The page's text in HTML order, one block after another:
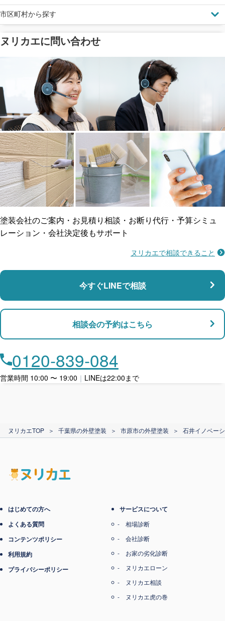
塗料の​品質を​保証
メーカー保証
工事保険
ご近所トラブルに
賠償保険
支払い対応
ローン利用
カード支払い
省エネ効果
断熱・遮熱塗料対応
雨漏り修繕
防水工事
マンション・アパート対応
店舗・事務所対応
市区町村から探す
ヌリカエに問い合わせ
塗装会社のご案内・お見積り相談・お断り代行・予算シミュ
レーション・会社決定後もサポート
ヌリカエで相談できること
今すぐLINEで相談
相談会の予約はこちら
0120-839-084
営業時間 10:00 〜 19:00 ｜ LINEは22:00まで
ヌリカエTOP ＞ 千葉県の外壁塗装 ＞ 市原市の外壁塗装 ＞ 石井イノベー
はじめての方へ
よくある質問
コンテンツポリシー
利用規約
プライバシーポリシー
サービスについて
相場診断
会社診断
お家の劣化診断
ヌリカエローン
ヌリカエ相談
ヌリカエ虎の巻